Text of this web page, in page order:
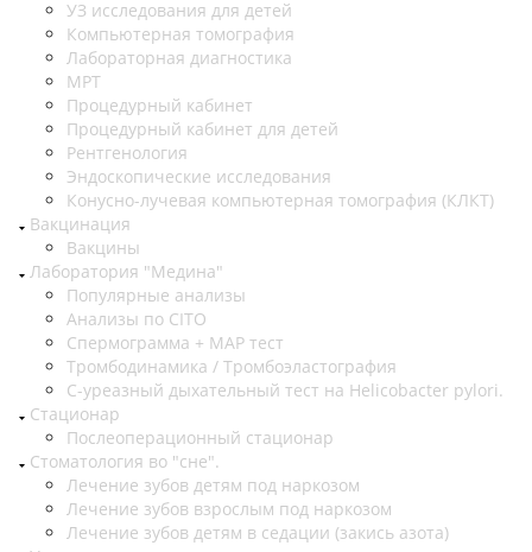
УЗ исследования для детей
Компьютерная томография
Лабораторная диагностика
МРТ
Процедурный кабинет
Процедурный кабинет для детей
Рентгенология
Эндоскопические исследования
Конусно-лучевая компьютерная томография (КЛКТ)
Вакцинация
Вакцины
Лаборатория "Медина"
Популярные анализы
Анализы по CITO
Спермограмма + МАР тест
Тромбодинамика / Тромбоэластография
С-уреазный дыхательный тест на Helicobacter pylori.
Стационар
Послеоперационный стационар
Стоматология во "сне".
Лечение зубов детям под наркозом
Лечение зубов взрослым под наркозом
Лечение зубов детям в седации (закись азота)